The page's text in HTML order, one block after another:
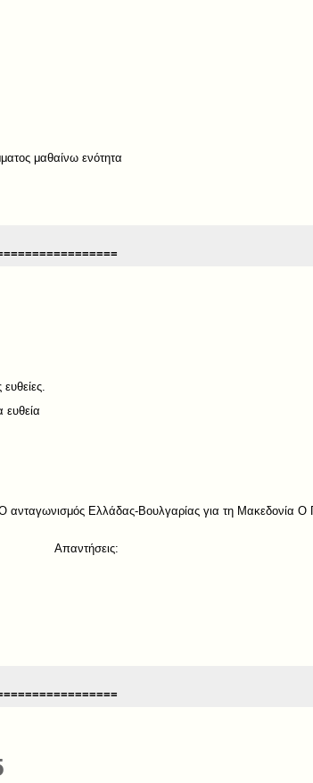
μαθαίνω ενότητα
ευθεία
ανταγωνισμός Ελλάδας-Βουλγαρίας για τη Μακεδονία
Απαντήσεις: